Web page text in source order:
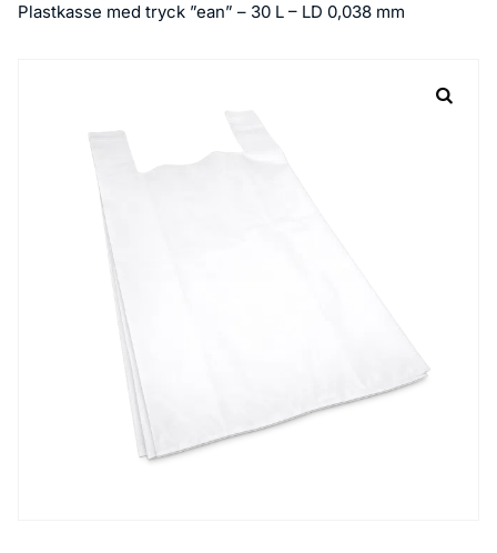
Plastkasse med tryck ”ean” – 30 L – LD 0,038 mm